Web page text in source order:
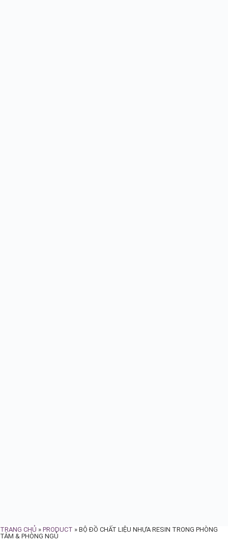
TRANG CHỦ » PRODUCT » BỘ ĐỒ CHẤT LIỆU NHỰA RESIN TRONG PHÒNG
TẮM & PHÒNG NGỦ